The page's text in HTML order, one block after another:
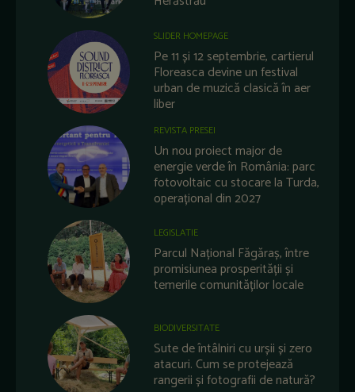
SLIDER HOMEPAGE
Pe 11 și 12 septembrie, cartierul
Floreasca devine un festival
urban de muzică clasică în aer
liber
REVISTA PRESEI
Un nou proiect major de
energie verde în România: parc
fotovoltaic cu stocare la Turda,
operațional din 2027
LEGISLATIE
Parcul Național Făgăraș, între
promisiunea prosperității și
temerile comunităților locale
BIODIVERSITATE
Sute de întâlniri cu urșii și zero
atacuri. Cum se protejează
rangerii și fotografii de natură?